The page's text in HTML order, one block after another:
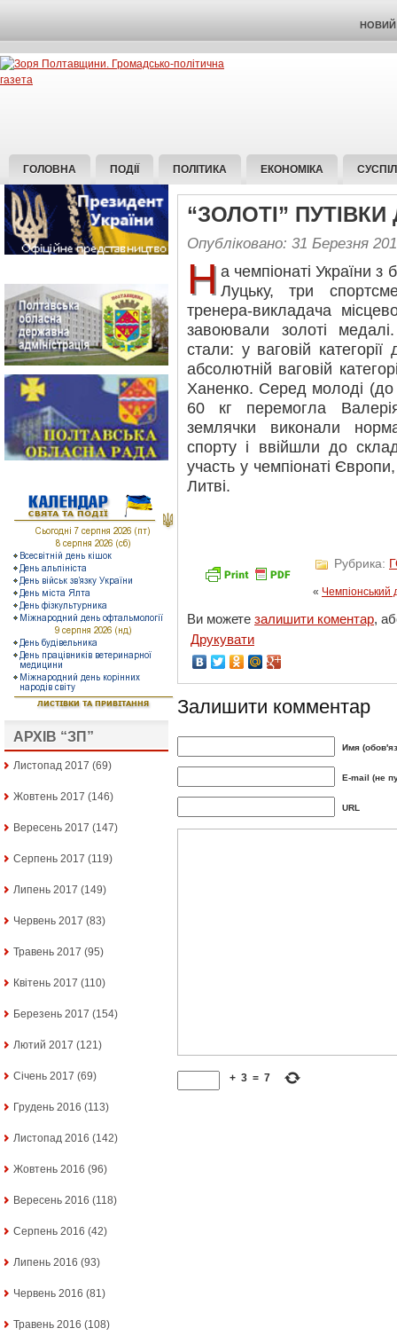
НОВИЙ
ГОЛОВНА ПОДІЇ ПОЛІТИКА ЕКОНОМІКА
АРХІВ “ЗП”
Листопад 2017 (69)
Жовтень 2017 (146)
Вересень 2017 (147)
Серпень 2017 (119)
Липень 2017 (149)
Червень 2017 (83)
Травень 2017 (95)
Квітень 2017 (110)
Березень 2017 (154)
Лютий 2017 (121)
Січень 2017 (69)
Грудень 2016 (113)
Листопад 2016 (142)
Жовтень 2016 (96)
Вересень 2016 (118)
Серпень 2016 (42)
Липень 2016 (93)
Червень 2016 (81)
Травень 2016 (108)
“ЗОЛОТІ” ПУТІВКИ
Опубліковано: 31 Березня
Н а чемпіонаті України
Луцьку, три
тренера-викладача
завоювали золоті
стали: у ваговій
абсолютній ваговій
Ханенко. Серед молоді (до
60 кг перемогла
землячки виконали
спорту і ввійшли до
участь у чемпіонаті
Литві.
Рубрика:
« Чемпіонський
Ви можете залишити коментар,
Друкувати
Залишити комментар
Имя
E-mail (не
URL
+ 3 = 7